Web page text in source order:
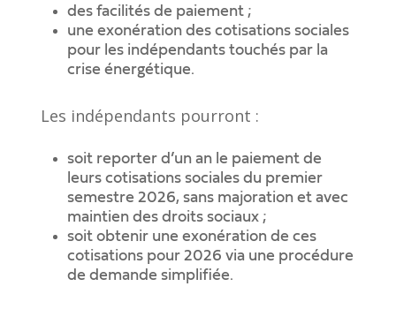
des facilités de paiement ;
une exonération des cotisations sociales
pour les indépendants touchés par la
crise énergétique.
Les indépendants pourront :
soit reporter d’un an le paiement de
leurs cotisations sociales du premier
semestre 2026, sans majoration et avec
maintien des droits sociaux ;
soit obtenir une exonération de ces
cotisations pour 2026 via une procédure
de demande simplifiée.